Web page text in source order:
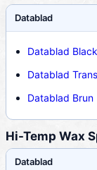
Datablad
Datablad Black
Datablad
Datablad Brun
Hi-Temp Wax
Datablad